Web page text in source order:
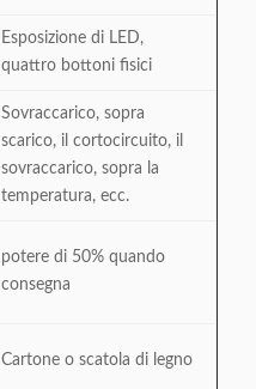
Esposizione di LED,
quattro bottoni fisici
Sovraccarico, sopra
scarico, il cortocircuito, il
sovraccarico, sopra la
temperatura, ecc.
potere di 50% quando
consegna
Cartone o scatola di legno